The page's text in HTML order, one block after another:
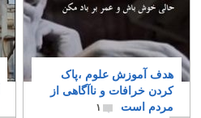
هدف آموزش علوم ،پاک
کردن خرافات و ناآگاهی از
مردم است
۱